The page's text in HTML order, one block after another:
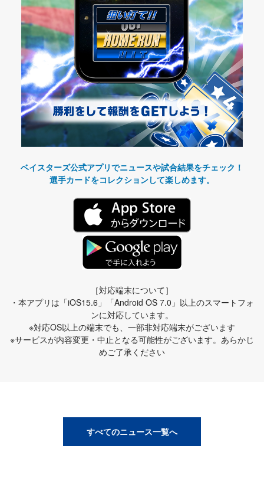
ベイスターズ公式アプリでニュースや試合結果をチェック！
選手カードをコレクションして楽しめます。
［対応端末について］
・本アプリは「iOS15.6」「Android OS 7.0」以上のスマートフォ
ンに対応しています。
※対応OS以上の端末でも、一部非対応端末がございます
※サービスが内容変更・中止となる可能性がございます。あらかじ
めご了承ください
すべてのニュース一覧へ